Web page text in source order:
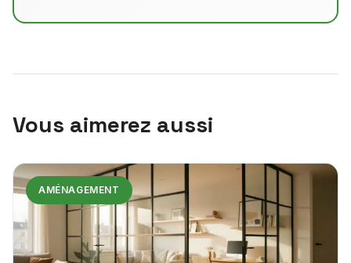
Vous aimerez aussi
AMÉNAGEMENT